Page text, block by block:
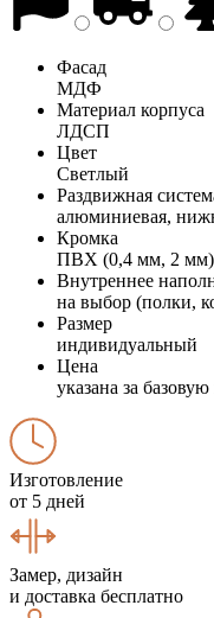
Фасад
МДФ
Материал корпуса
ЛДСП
Цвет
Светлый
Раздвижная
алюминиевая,
Кромка
ПВХ (0,4 мм, 2 мм)
Внутреннее
на выбор (полки,
Размер
индивидуальный
Цена
указана за
Изготовление
от 5 дней
Замер, дизайн
и доставка бесплатно